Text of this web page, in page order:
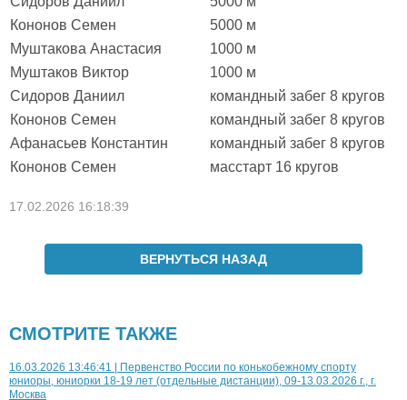
Кононов Семен
5000 м
Муштакова Анастасия
1000 м
Муштаков Виктор
1000 м
Сидоров Даниил
командный забег 8 кругов
Кононов Семен
командный забег 8 кругов
Афанасьев Константин
командный забег 8 кругов
Кононов Семен
масстарт 16 кругов
17.02.2026 16:18:39
ВЕРНУТЬСЯ НАЗАД
СМОТРИТЕ ТАКЖЕ
16.03.2026 13:46:41 | Первенство России по конькобежному спорту
юниоры, юниорки 18-19 лет (отдельные дистанции), 09-13.03.2026 г., г.
Москва